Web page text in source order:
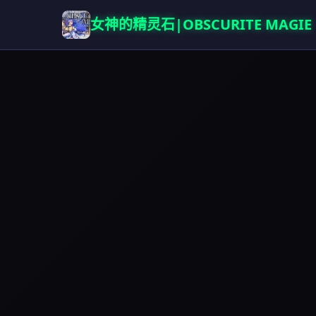
女神的精灵石|OBSCURITE MAGIE